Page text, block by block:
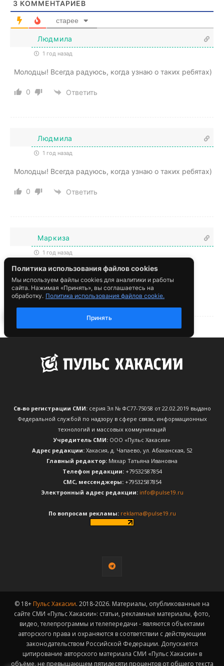
Св-во регистрации СМИ:серия Эл № ФС77-75058 от 22.02.2019 выдано
Федеральной службой по надзору в сфере связи, информационных
технологий и массовых коммуникаций
Учредитель СМИ: ООО «Пульс Хакасии»
Адрес редакции:Хакасия, д. Чапаево, ул. Абаканская, 52
Главный редактор: Мяхар Татьяна Ивановна
Телефон редакции:+79532587854
CМС, мессенджеры:+79532587854
Электронный адрес редакции: info@pulse19.ru
По вопросам рекламы: reklama@pulse19.ru
© 18+ Пульс Хакасии. 2018-2026. Материалы, опубликованные на
сайте СМИ «Пульс Хакасии»: статьи, рекламные материалы, фото,
видео, телепрограммы и телепередачи - являются объектами
авторского права и охраняются в соответствии с действующим
законодательством Российской Федерации. Допускается
цитирование авторского материала СМИ «Пульс Хакасии» в
объёме, не превышающем пятидесяти процентов от общего текста